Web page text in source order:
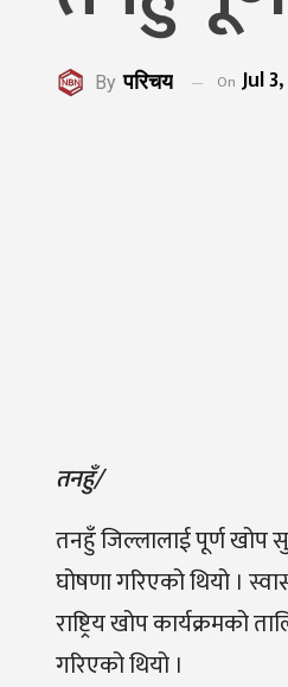
By परिचय On Jul
तनहुँ/
तनहुँ जिल्लालाई पूर्ण खोप
घोषणा गरिएको थियो ।
राष्ट्रिय खोप कार्यक्रमको
गरिएको थियो ।